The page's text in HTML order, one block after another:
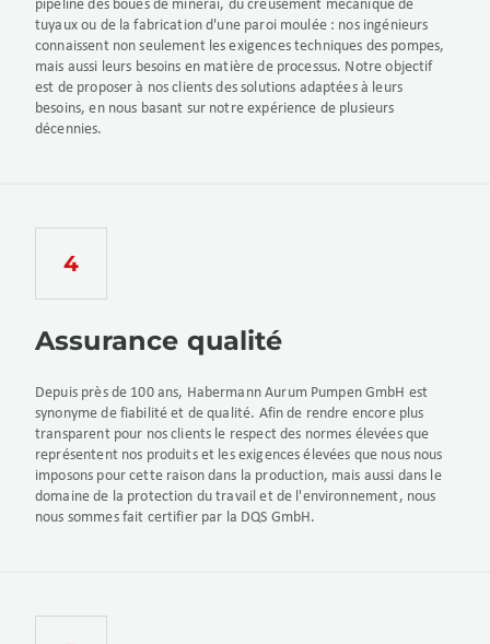
pipeline des boues de minerai, du creusement mécanique de
tuyaux ou de la fabrication d'une paroi moulée : nos ingénieurs
connaissent non seulement les exigences techniques des pompes,
mais aussi leurs besoins en matière de processus. Notre objectif
est de proposer à nos clients des solutions adaptées à leurs
besoins, en nous basant sur notre expérience de plusieurs
décennies.
Assurance qualité
Depuis près de 100 ans, Habermann Aurum Pumpen GmbH est
synonyme de fiabilité et de qualité. Afin de rendre encore plus
transparent pour nos clients le respect des normes élevées que
représentent nos produits et les exigences élevées que nous nous
imposons pour cette raison dans la production, mais aussi dans le
domaine de la protection du travail et de l'environnement, nous
nous sommes fait certifier par la DQS GmbH.